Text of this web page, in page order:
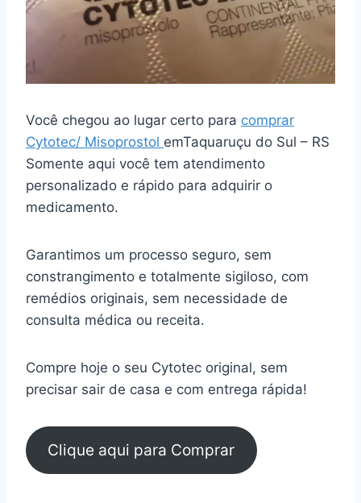
Você chegou ao lugar certo para comprar
Cytotec/ Misoprostol emTaquaruçu do Sul – RS
Somente aqui você tem atendimento
personalizado e rápido para adquirir o
medicamento.
Garantimos um processo seguro, sem
constrangimento e totalmente sigiloso, com
remédios originais, sem necessidade de
consulta médica ou receita.
Compre hoje o seu Cytotec original, sem
precisar sair de casa e com entrega rápida!
Clique aqui para Comprar